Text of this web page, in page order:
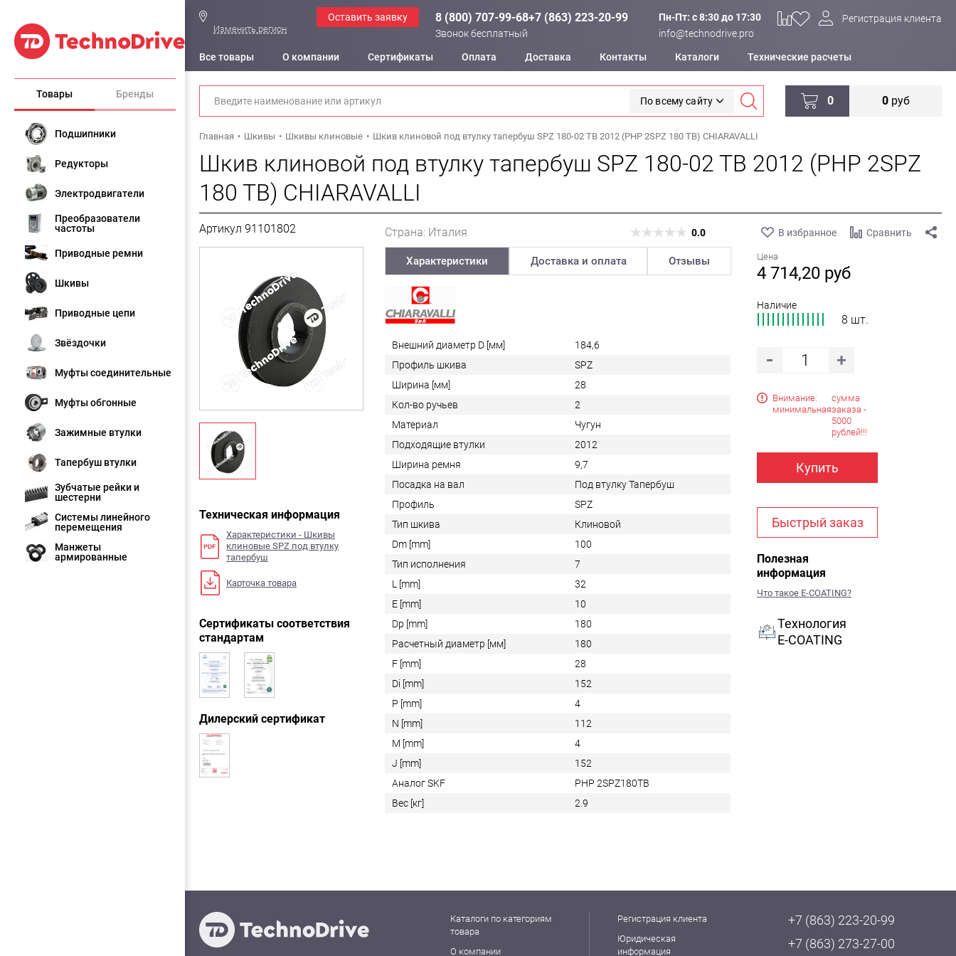
Товары Бренды
Подшипники
Редукторы
Электродвигатели
Преобразователи
частоты
Приводные ремни
Шкивы
Приводные цепи
Звёздочки
Муфты соединительные
Муфты обгонные
Зажимные втулки
Тапербуш втулки
Зубчатые рейки и
шестерни
Системы линейного
перемещения
Манжеты
армированные
Изменить регион
Оставить заявку 8 (800) 707-99-68+7 (863) 223-20-99
Звонок бесплатный
Пн-Пт: c 8:30 до 17:30
info@technodrive.pro
Регистрация клиента
Все товары О компании Сертификаты Оплата Доставка Контакты Каталоги Технические расчеты
По всему сайту 0 0руб
Главная Шкивы Шкивы клиновые Шкив клиновой под втулку тапербуш SPZ 180-02 TB 2012 (PHP 2SPZ 180 TB) CHIARAVALLI
Шкив клиновой под втулку тапербуш SPZ 180-02 TB 2012 (PHP 2SPZ
180 TB) CHIARAVALLI
Артикул 91101802 Страна: Италия 0.0 В избранное Сравнить
Техническая информация
Характеристики - Шкивы
клиновые SPZ под втулку
тапербуш
Карточка товара
Сертификаты соответствия
стандартам
Дилерский сертификат
Цена
4 714,20 руб
Наличие
8 шт.
Внимание:
минимальная
сумма
заказа -
5000
рублей!!!
Купить
Быстрый заказ
Полезная
информация
Что такое E-COATING?
Технология
E-COATING
Характеристики Доставка и оплата Отзывы
Внешний диаметр D [мм]
184,6
Профиль шкива
SPZ
Ширина [мм]
28
Кол-во ручьев
2
Материал
Чугун
Подходящие втулки
2012
Ширина ремня
9,7
Посадка на вал
Под втулку Тапербуш
Профиль
SPZ
Тип шкива
Клиновой
Dm [mm]
100
Тип исполнения
7
L [mm]
32
E [mm]
10
Dp [mm]
180
Расчетный диаметр [мм]
180
F [mm]
28
Di [mm]
152
P [mm]
4
N [mm]
112
M [mm]
4
J [mm]
152
Аналог SKF
PHP 2SPZ180TB
Вес [кг]
2.9
Каталоги по категориям
товара
О компании
Регистрация клиента
Юридическая
информация
+7 (863) 223-20-99
+7 (863) 273-27-00